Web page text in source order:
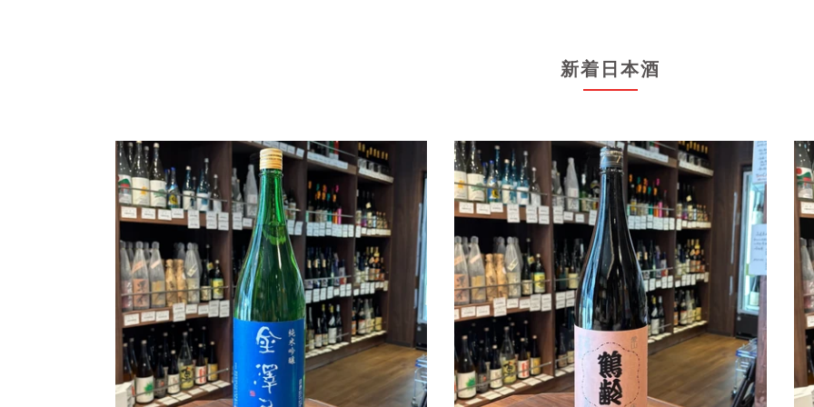
新着日本酒
金
澤
屋
純
吟
醸
鶴
齢
朱
鷺
（と
き
い
ろ）
入
れ
原
ゆ
き
の
美
純
米
吟
雄
生